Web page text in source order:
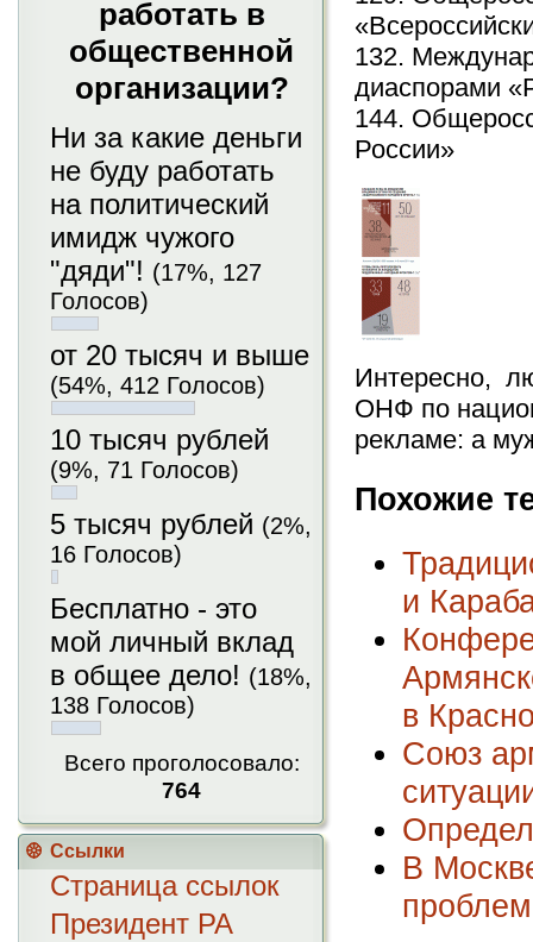
работать в
общественной
организации?
Ни за какие деньги
не буду работать
на политический
имидж чужого
"дяди"! (17%, 127
Голосов)
от 20 тысяч и выше
(54%, 412 Голосов)
10 тысяч рублей
(9%, 71 Голосов)
5 тысяч рублей (2%,
16 Голосов)
Бесплатно - это
мой личный вклад
в общее дело! (18%,
138 Голосов)
Всего проголосовало:
764
Ссылки
Страница ссылок
Президент РА
132.
диаспорами
144.
России»
Интересно,
ОНФ по
рекламе: а
Похожие
и
в
Союз
В